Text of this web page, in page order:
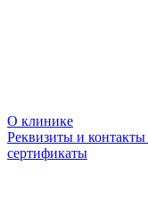
О клинике
Реквизиты и контакты
сертификаты